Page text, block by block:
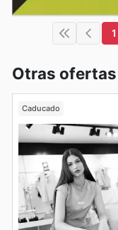
1
Otras
Caducado